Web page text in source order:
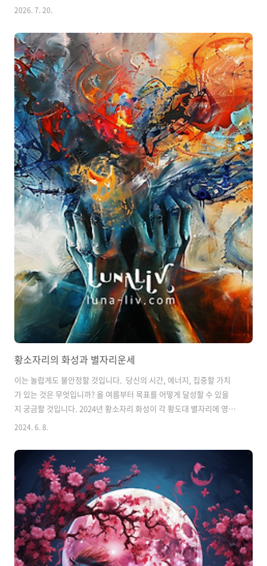
자리야"라고 말하는 식이죠. 하지만 막상 사주 상담이나 심도 있는 점성
관이 완전히 다른 경우를 자주 보게 됩니다. 그 비밀을 풀 수 있는 열쇠가
바로 '태어난 시간'에 있습니다. 점성술에서는 태어난 시간에 따라 하늘
의 공간을 12개의 구역으로 나누는데, 이를 '12하우스(House)'라고 부
릅니다. 별자리가 내가 가진 '성격과 재능'이라면, 하우스는 그 재능이 펼
쳐지는 '인생의 구체적인 무대'입니다. 오늘은 내 출생 ..
2026. 7. 20.
황소자리의 화성과 별자리운세
이는 놀랍게도 불안정할 것입니다. 당신의 시간, 에너지, 집중할 가치
가 있는 것은 무엇입니까? 올 여름부터 목표를 어떻게 달성할 수 있을
지 궁금할 것입니다. 2024년 황소자리 화성이 각 황도대 별자리에 영향
을 미치기 때문에 실현하기가 더 쉬울 수 있습니다. 시간을 내어 주요 우
을 꾸준히 쪼개어 버릴 수 있도록 도와줄 수 있습니다. 6월 9일 오전 12
시 34분(ET)에 화성이 황소자리에 진입할 때 속도를 늦추세요. 지금부
터 7월 20일까지 황소자리의 화성은 집단이 자신의 추구에 더 주의를 기
울이도록 격려할 것입니다. 이것이 보편적인 영향을 미칠지라도 황소자
리의 화성은 황소자리, 사자자리, 전갈자리, 물병자리와 같은 고정 별자
리에 대해..
2024. 6. 8.